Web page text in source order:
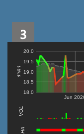
3
Jun
18.0
18.5
19.0
19.5
20.0
ราคา
VOL
HA